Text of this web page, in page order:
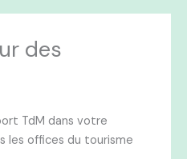
des
TdM dans votre
les offices du tourisme